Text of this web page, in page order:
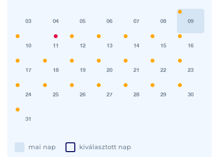
03 04 05 06 07 08 09
10 11 12 13 14 15 16
17 18 19 20 21 22 23
24 25 26 27 28 29 30
31
mai nap
kiválasztott nap